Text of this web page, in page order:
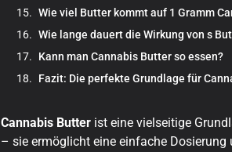
Wie viel Butter kommt auf 1 Gramm
Wie lange dauert die Wirkung von s
Kann man Cannabis Butter so essen?
Fazit: Die perfekte Grundlage für
Cannabis Butter ist eine vielseitige
– sie ermöglicht eine einfache Dosierung